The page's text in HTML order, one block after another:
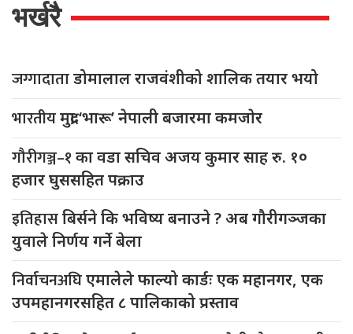
भर्खरै
जग्गादाताडोमालाल राजवंशीको शालिक तयार भयो
भारतीयमुद्रा ‘भारू’ नेपाली बजारमा कमजाेर
गौरीगञ्ज–१का वडा सचिव अजय कुमार साह रु. १०
हजार घुससहित पक्राउ
इतिहासबिर्सने कि भविष्य बनाउने ? अब गौरीगञ्जका
युवाले निर्णय गर्ने बेला
निर्वाचनअघिएमालेले फाल्यो कार्डः एक महानगर, एक
उपमहानगरसहित ८ पालिकाको प्रस्ताव